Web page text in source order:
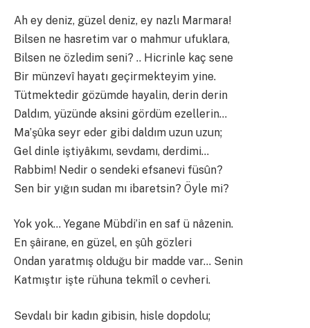
Ah ey deniz, güzel deniz, ey nazlı Marmara!
Bilsen ne hasretim var o mahmur ufuklara,
Bilsen ne özledim seni? .. Hicrinle kaç sene
Bir münzevî hayatı geçirmekteyim yine.
Tütmektedir gözümde hayalin, derin derin
Daldım, yüzünde aksini gördüm ezellerin…
Ma’şûka seyr eder gibi daldım uzun uzun;
Gel dinle iştiyâkımı, sevdamı, derdimi…
Rabbim! Nedir o sendeki efsanevi füsûn?
Sen bir yığın sudan mı ibaretsin? Öyle mi?
Yok yok… Yegane Mübdi’in en saf ü nâzenin.
En şâirane, en güzel, en şûh gözleri
Ondan yaratmış olduğu bir madde var… Senin
Katmıştır işte rühuna tekmîl o cevheri.
Sevdalı bir kadın gibisin, hisle dopdolu;